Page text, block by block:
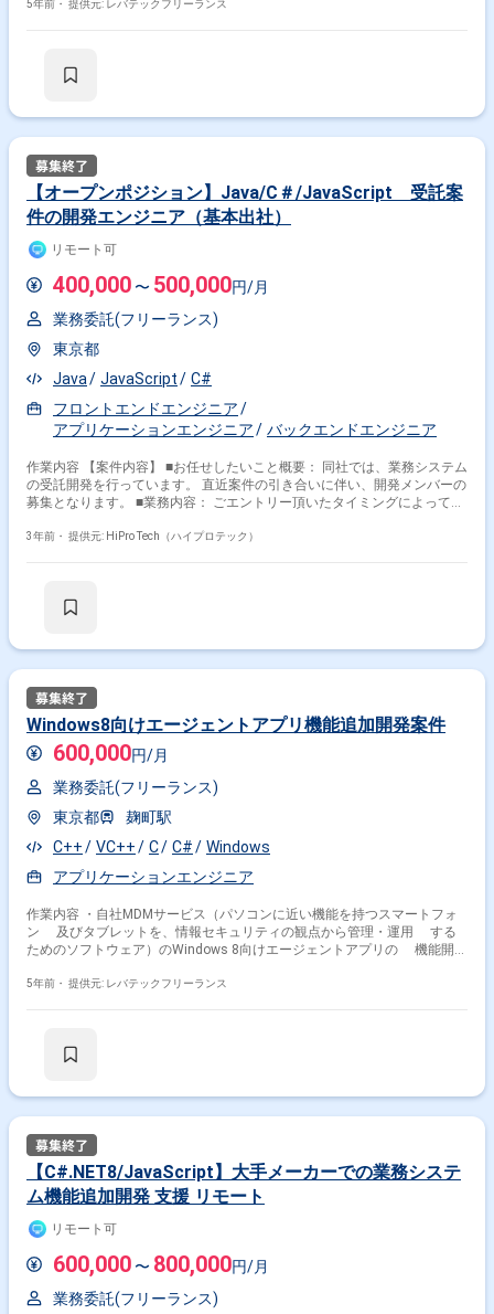
要件定義業務をご担当いただきます。 ・AzureからAWSに移行に伴って、
5年前・ 提供元: レバテックフリーランス
【オープンポジション】Java/C＃/JavaScript 受託案
件の開発エンジニア（基本出社）
リモート可
400,000 〜 500,000円/月
業務委託(フリーランス)
東京都
Java
JavaScript
C#
フロントエンドエンジニア
アプリケーションエンジニア
バックエンドエンジニア
作業内容 【案件内容】 ■お任せしたいこと概要： 同社では、業務システム
の受託開発を行っています。 直近案件の引き合いに伴い、開発メンバーの
募集となります。 ■業務内容： ごエントリー頂いたタイミングによって、
に、業務システムの新規開発プロジェクトが多い傾向です。(スクラッチ開
ルとWebシステム開発を主軸事業として展開しております。 ソーシャルゲ
3年前・ 提供元: HiPro Tech（ハイプロテック）
Windows8向けエージェントアプリ機能追加開発案件
600,000円/月
業務委託(フリーランス)
東京都
麹町駅
C++
VC++ C C#
Windows
アプリケーションエンジニア
作業内容 ・自社MDMサービス（パソコンに近い機能を持つスマートフォ
ン 及びタブレットを、情報セキュリティの観点から管理・運用 する
ためのソフトウェア）のWindows 8向けエージェントアプリの 機能開発
るので、 追加機能開発となります。
5年前・ 提供元: レバテックフリーランス
【C#.NET8/JavaScript】大手メーカーでの業務システ
ム機能追加開発 支援 リモート
リモート可
600,000 〜 800,000円/月
業務委託(フリーランス)